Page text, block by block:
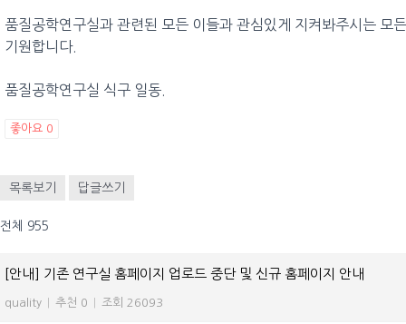
품질공학연구실과 관련된 모든 이들과 관심있게 지켜봐주시는 모
기원합니다.
품질공학연구실 식구 일동.
좋아요 0
목록보기 답글쓰기
전체 955
[안내] 기존 연구실 홈페이지 업로드 중단 및 신규 홈페이지 안내
quality 추천 0 조회 26093